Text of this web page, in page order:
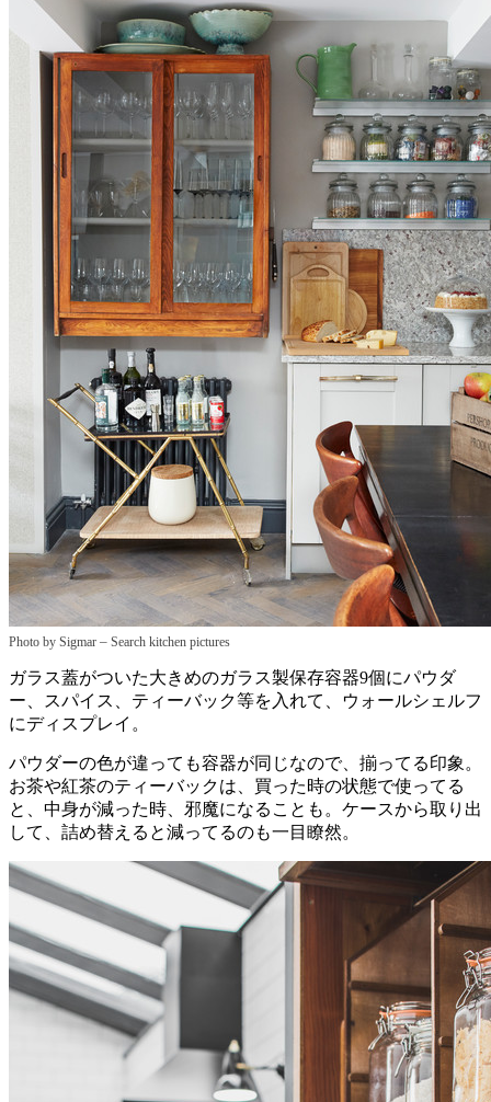
Photo by Sigmar – Search kitchen pictures
ガラス蓋がついた大きめのガラス製保存容器9個にパウダ
ー、スパイス、ティーバック等を入れて、ウォールシェルフ
にディスプレイ。
パウダーの色が違っても容器が同じなので、揃ってる印象。
お茶や紅茶のティーバックは、買った時の状態で使ってる
と、中身が減った時、邪魔になることも。ケースから取り出
して、詰め替えると減ってるのも一目瞭然。